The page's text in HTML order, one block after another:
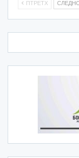
ПТРЕТХ